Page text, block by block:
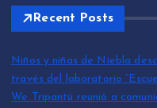
Recent Posts
Niños y niñas de Niebla
través del laboratorio
We Tripantü reunió a